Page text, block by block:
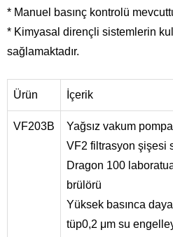
* Manuel basınç kontrolü
* Kimyasal dirençli sistemlerin
sağlamaktadır.
Ürün İçerik
VF203B
Yağsız vakum
VF2 filtrasyon şişesi
Dragon 100
brülörü
Yüksek basınca
tüp0,2 μm su